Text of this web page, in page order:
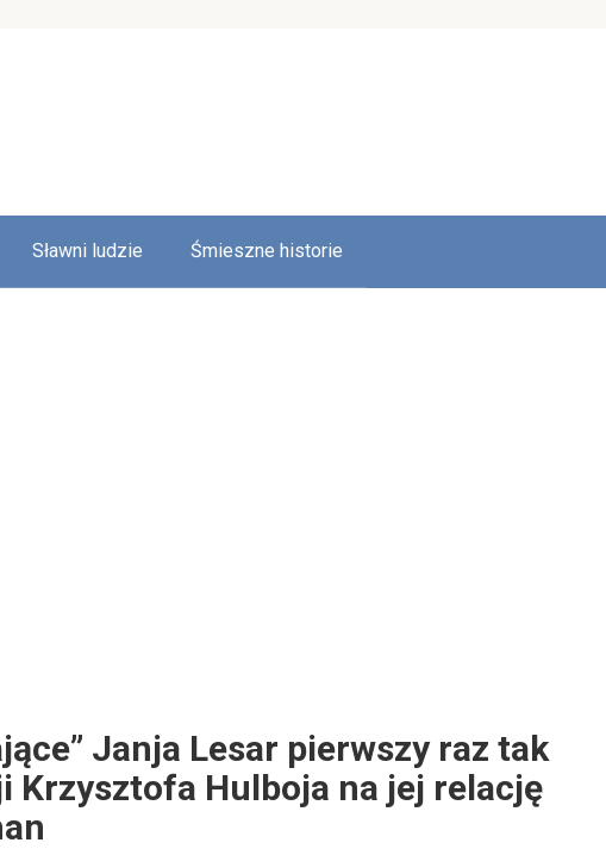
Sławni ludzie Śmieszne historie
Janja Lesar pierwszy raz tak
Krzysztofa Hulboja na jej relację